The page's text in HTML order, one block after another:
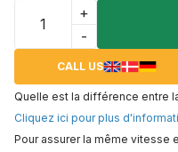
+
-
CALL US
Quelle est la différence entre
Cliquez ici pour plus
Pour assurer la même